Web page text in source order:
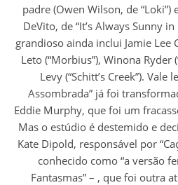
padre (Owen Wilson, de
DeVito, de “It’s Always Sunny
grandioso ainda inclui Jamie Lee
Leto (“Morbius”), Winona Ryder
Levy (“Schitt’s Creek”).
Assombrada” já foi
Eddie Murphy, que foi um
Mas o estúdio é destemido e
Kate Dipold, responsável por
conhecido como “a versão
Fantasmas” – , que foi outra